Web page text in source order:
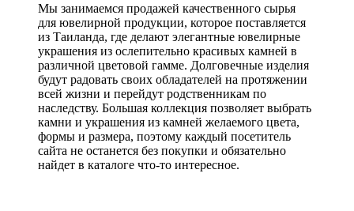
Мы занимаемся продажей качественного сырья
для ювелирной продукции, которое поставляется
из Таиланда, где делают элегантные ювелирные
украшения из ослепительно красивых камней в
различной цветовой гамме. Долговечные изделия
будут радовать своих обладателей на протяжении
всей жизни и перейдут родственникам по
наследству. Большая коллекция позволяет выбрать
камни и украшения из камней желаемого цвета,
формы и размера, поэтому каждый посетитель
сайта не останется без покупки и обязательно
найдет в каталоге что-то интересное.